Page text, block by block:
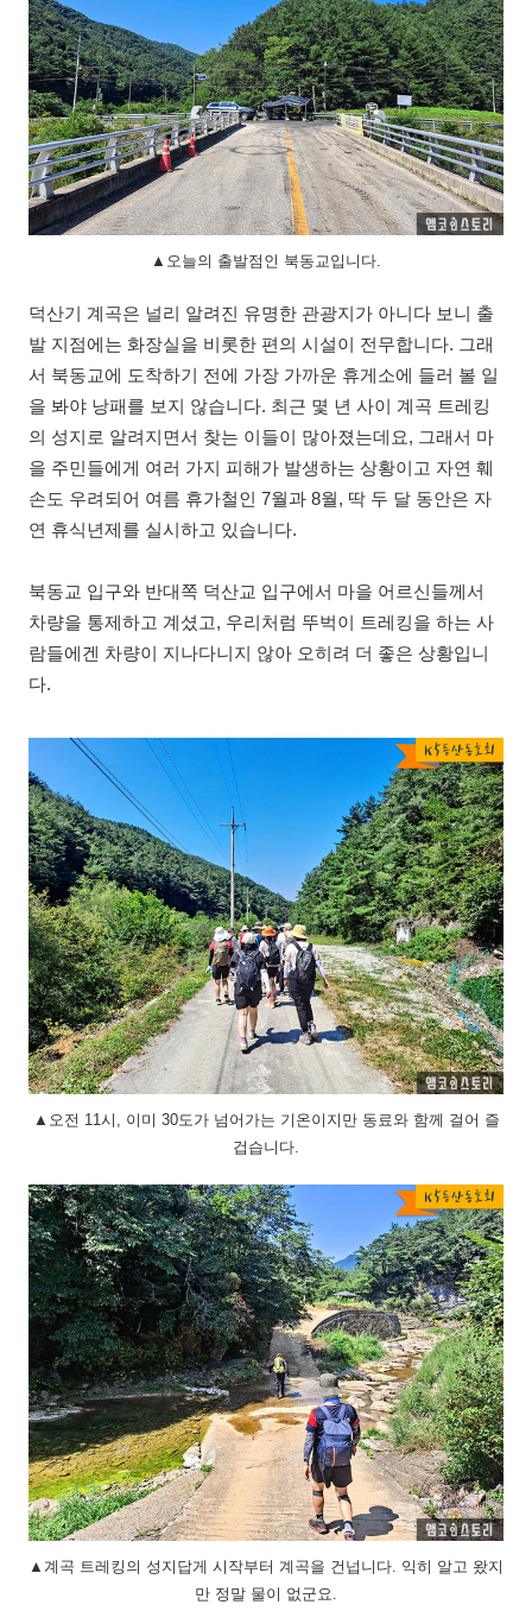
▲오늘의 출발점인 북동교입니다.
덕산기 계곡은 널리 알려진 유명한 관광지가 아니다 보니 출
발 지점에는 화장실을 비롯한 편의 시설이 전무합니다. 그래
서 북동교에 도착하기 전에 가장 가까운 휴게소에 들러 볼 일
을 봐야 낭패를 보지 않습니다. 최근 몇 년 사이 계곡 트레킹
의 성지로 알려지면서 찾는 이들이 많아졌는데요, 그래서 마
을 주민들에게 여러 가지 피해가 발생하는 상황이고 자연 훼
손도 우려되어 여름 휴가철인 7월과 8월, 딱 두 달 동안은 자
연 휴식년제를 실시하고 있습니다.
북동교 입구와 반대쪽 덕산교 입구에서 마을 어르신들께서
차량을 통제하고 계셨고, 우리처럼 뚜벅이 트레킹을 하는 사
람들에겐 차량이 지나다니지 않아 오히려 더 좋은 상황입니
다.
▲오전 11시, 이미 30도가 넘어가는 기온이지만 동료와 함께 걸어 즐
겁습니다.
▲계곡 트레킹의 성지답게 시작부터 계곡을 건넙니다. 익히 알고 왔지
만 정말 물이 없군요.